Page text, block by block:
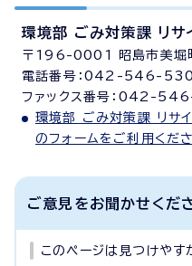
環境部 ごみ対策課 リサ
〒196-0001 昭島市美堀
電話番号：042-546-
ファックス番号：042-
環境部 ごみ対策課 リサ
のフォームをご利用くだ
ご意見をお聞かせくだ
このページは見つけやす